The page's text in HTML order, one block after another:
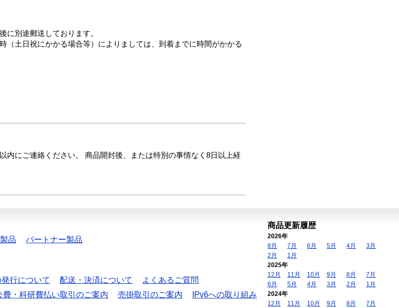
に別途郵送しております。
（土日祝にかかる場合等）によりましては、到着までに時間がかかる
内にご連絡ください。 商品開封後、または特別の事情なく8日以上経
品 パートナー製品
行について 配送・決済について
よくあるご質問
費・科研費払い取引のご案内 売掛取引のご案内
IPv6への取り組み
商品更新履歴
2026年
8月
7月 6月 5月 4月
3月
2月
1月
2025年
12月
11月 10月 9月 8月
7月
6月
5月 4月 3月 2月
1月
2024年
12月
11月 10月 9月 8月 7月